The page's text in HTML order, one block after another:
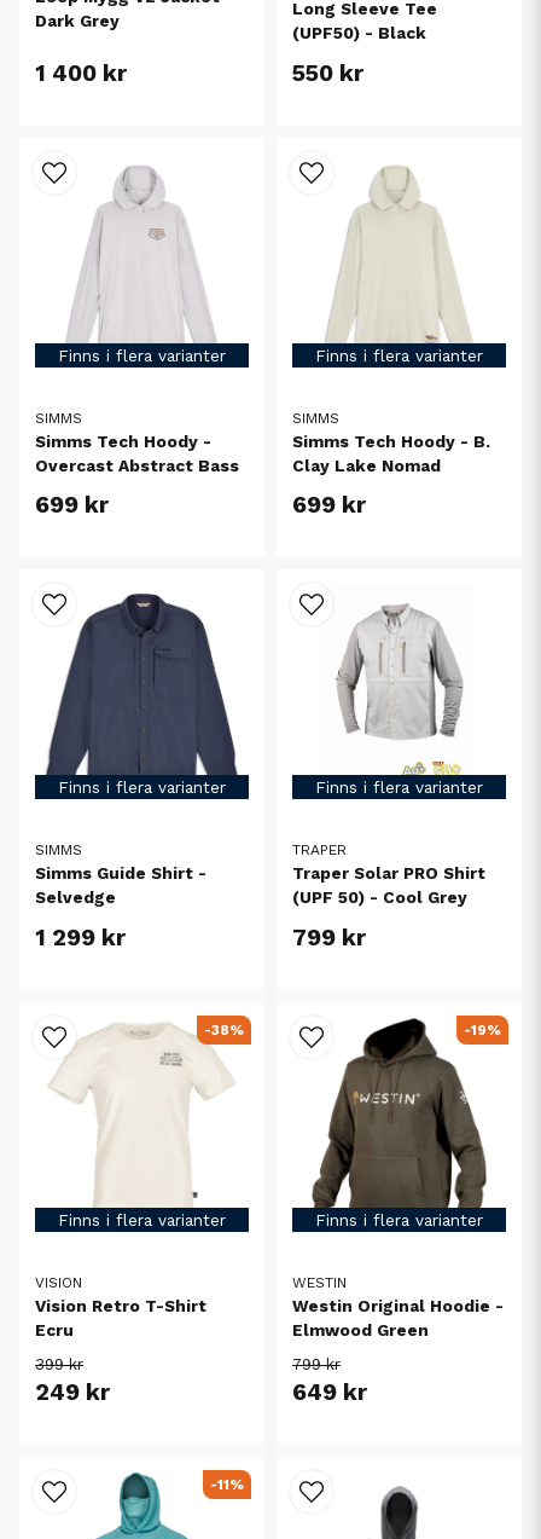
Dark Grey
1 400 kr
Long Sleeve Tee
(UPF50) - Black
550 kr
Finns i flera varianter
SIMMS
Simms Tech Hoody -
Overcast Abstract Bass
699 kr
Finns i flera varianter
SIMMS
Simms Tech Hoody - B.
Clay Lake Nomad
699 kr
Finns i flera varianter
SIMMS
Simms Guide Shirt -
Selvedge
1 299 kr
Finns i flera varianter
TRAPER
Traper Solar PRO Shirt
(UPF 50) - Cool Grey
799 kr
Finns i flera varianter
VISION
Vision Retro T-Shirt
Ecru
399 kr
249 kr
-38%
Finns i flera varianter
WESTIN
Westin Original Hoodie -
Elmwood Green
799 kr
649 kr
-19%
-11%